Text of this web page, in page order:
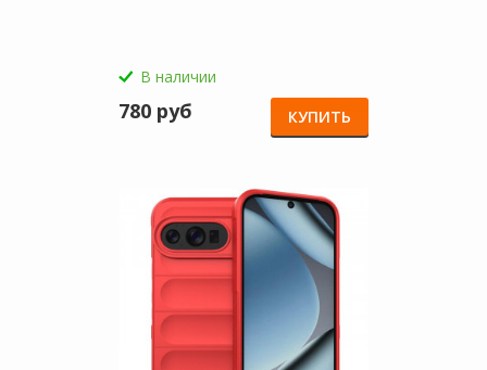
В наличии
780 руб КУПИТЬ